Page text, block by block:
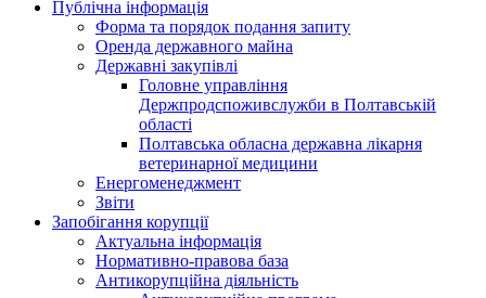
Публічна інформація
Форма та порядок подання запиту
Оренда державного майна
Державні закупівлі
Головне управління
Держпродспоживслужби в Полтавській
області
Полтавська обласна державна лікарня
ветеринарної медицини
Енергоменеджмент
Звіти
Запобігання корупції
Актуальна інформація
Нормативно-правова база
Антикорупційна діяльність